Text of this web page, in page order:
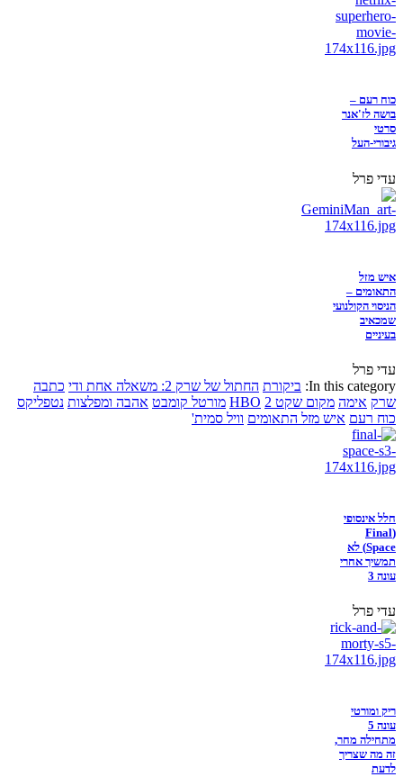
כוח רעם –
בושה לז'אנר
סרטי
גיבורי-העל
עדי פרל
איש מזל
התאומים –
הניסוי הקולנועי
שמכאיב
בעיניים
עדי פרל
In this category: ביקורת החתול של שרק 2: משאלה אחת ודי
כתבה
שרק אימה מקום שקט 2 HBO מורטל קומבט אהבה ומפלצות נטפליקס
כוח רעם איש מזל התאומים וויל סמית'
חלל אינסופי
(Final
Space) לא
תמשיך אחרי
עונה 3
עדי פרל
ריק ומורטי
עונה 5
מתחילה מחר,
זה מה שצריך
לדעת